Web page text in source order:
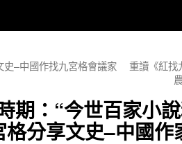
–中國作找九宮格會議家
重讀《紅找
期：“今世百家小
分享文史–中國作